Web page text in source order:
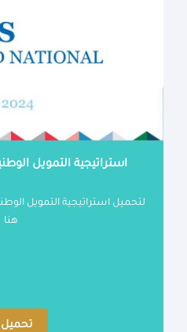
استراتيجية التمويل
لتحميل استراتيجية التمويل
هنا
تحميل